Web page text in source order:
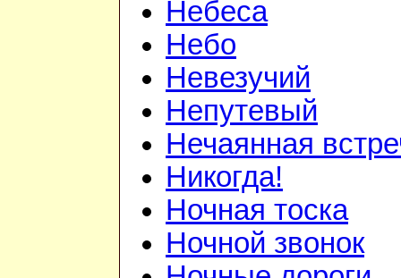
Небеса
Небо
Невезучий
Непутевый
Нечаянная
Никогда!
Ночная тоска
Ночной звонок